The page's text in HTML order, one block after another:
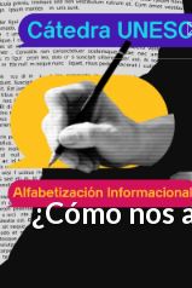
¿Cómo nos